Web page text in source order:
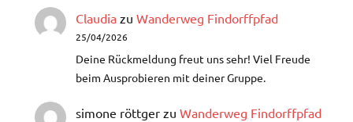
Claudia zu Wanderweg Findorffpfad
25/04/2026
Deine Rückmeldung freut uns sehr! Viel Freude
beim Ausprobieren mit deiner Gruppe.
simone röttger zu Wanderweg Findorffpfad